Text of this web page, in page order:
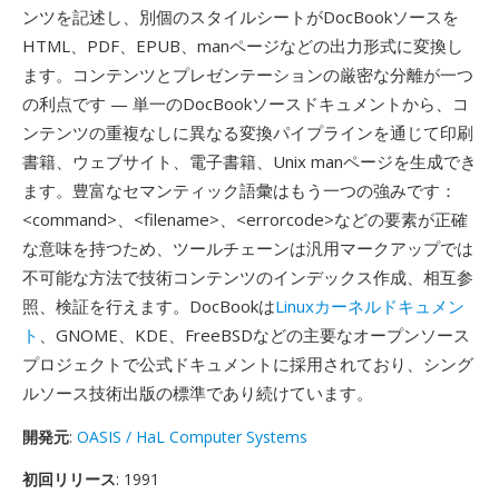
ンツを記述し、別個のスタイルシートがDocBookソースを
HTML、PDF、EPUB、manページなどの出力形式に変換し
ます。コンテンツとプレゼンテーションの厳密な分離が一つ
の利点です — 単一のDocBookソースドキュメントから、コ
ンテンツの重複なしに異なる変換パイプラインを通じて印刷
書籍、ウェブサイト、電子書籍、Unix manページを生成でき
ます。豊富なセマンティック語彙はもう一つの強みです：
<command>、<filename>、<errorcode>などの要素が正確
な意味を持つため、ツールチェーンは汎用マークアップでは
不可能な方法で技術コンテンツのインデックス作成、相互参
照、検証を行えます。DocBookはLinuxカーネルドキュメン
ト 、GNOME、KDE、FreeBSDなどの主要なオープンソース
プロジェクトで公式ドキュメントに採用されており、シング
ルソース技術出版の標準であり続けています。
開発元: OASIS / HaL Computer Systems
初回リリース: 1991